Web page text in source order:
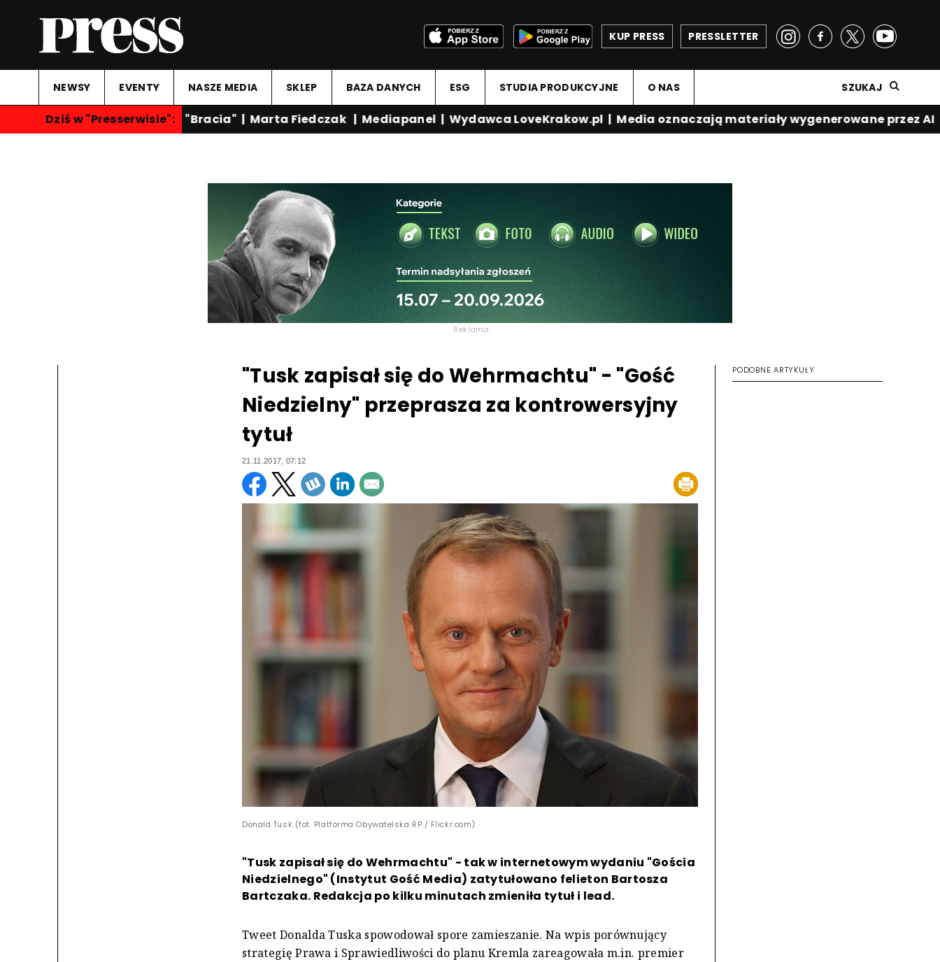
PRESSLETTER
KUP PRESS
NEWSY EVENTY NASZE MEDIA SKLEP BAZA DANYCH ESG STUDIA PRODUKCYJNE O NAS SZUKAJ
Dziś w "Presserwisie":
"Rozmowy nocą"|"Bracia"|Marta Fiedczak|Mediapanel|Wydawca LoveKrakow.pl|Media oznaczają materiały wygenerowane przez AI|
Reklama
"Tusk zapisał się do Wehrmachtu" - "Gość
Niedzielny" przeprasza za kontrowersyjny
tytuł
21.11.2017, 07:12
Donald Tusk (fot. Platforma Obywatelska RP / Flickr.com)
"Tusk zapisał się do Wehrmachtu" - tak w internetowym wydaniu "Gościa
Niedzielnego" (Instytut Gość Media) zatytułowano felieton Bartosza
Bartczaka. Redakcja po kilku minutach zmieniła tytuł i lead.
Tweet Donalda Tuska spowodował spore zamieszanie. Na wpis porównujący
strategię Prawa i Sprawiedliwości do planu Kremla zareagowała m.in. premier
PODOBNE ARTYKUŁY